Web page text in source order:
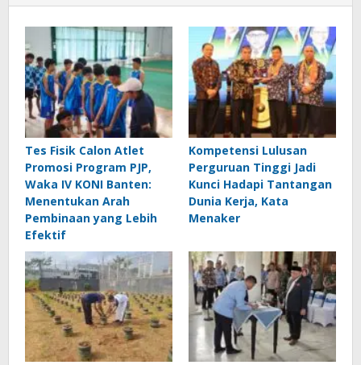
Tes Fisik Calon Atlet
Promosi Program PJP,
Waka IV KONI Banten:
Menentukan Arah
Pembinaan yang Lebih
Efektif
Kompetensi Lulusan
Perguruan Tinggi Jadi
Kunci Hadapi Tantangan
Dunia Kerja, Kata
Menaker